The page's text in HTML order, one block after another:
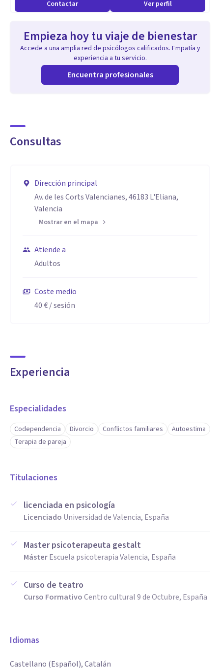
Contactar Ver perfil
Empieza hoy tu viaje de bienestar
Accede a una amplia red de psicólogos calificados. Empatía y
experiencia a tu servicio.
Encuentra profesionales
Consultas
Dirección principal
Av. de les Corts Valencianes, 46183 L'Eliana,
Valencia
Mostrar en el mapa
Atiende a
Adultos
Coste medio
40 €/ sesión
Experiencia
Especialidades
Codependencia Divorcio Conflictos familiares
Autoestima
Terapia de pareja
Titulaciones
licenciada en psicología
Licenciado Universidad de Valencia, España
Master psicoterapeuta gestalt
MásterEscuela psicoterapia Valencia, España
Curso de teatro
Curso FormativoCentro cultural 9 de Octubre, España
Idiomas
Castellano (Español), Catalán